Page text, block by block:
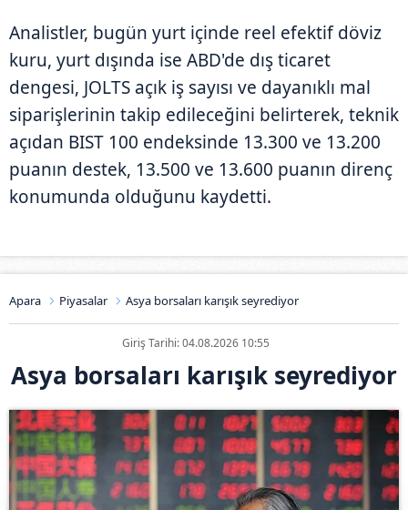
Analistler, bugün yurt içinde reel efektif döviz
kuru, yurt dışında ise ABD'de dış ticaret
dengesi, JOLTS açık iş sayısı ve dayanıklı mal
siparişlerinin takip edileceğini belirterek, teknik
açıdan BIST 100 endeksinde 13.300 ve 13.200
puanın destek, 13.500 ve 13.600 puanın direnç
konumunda olduğunu kaydetti.
Apara Piyasalar Asya borsaları karışık seyrediyor
Giriş Tarihi: 04.08.2026 10:55
Asya borsaları karışık seyrediyor